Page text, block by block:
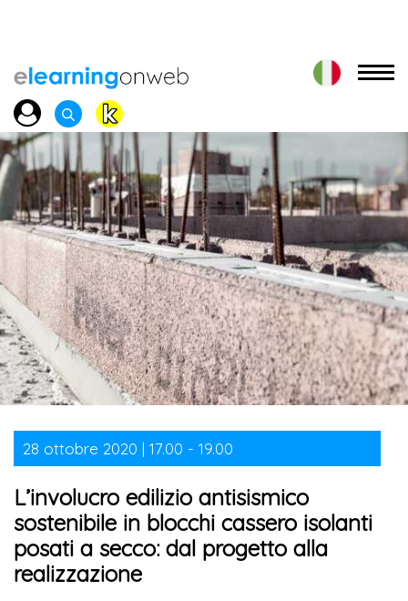
28 ottobre 2020 | 17.00 - 19.00
L’involucro edilizio antisismico
sostenibile in blocchi cassero isolanti
posati a secco: dal progetto alla
realizzazione